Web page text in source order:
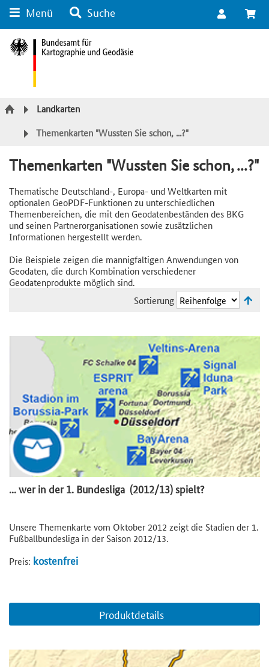
Kategorie Navigation
Menü Suche
Landkarten
Themenkarten "Wussten Sie schon, ...?"
Themenkarten "Wussten Sie schon, ...?"
Thematische Deutschland-, Europa- und Weltkarten mit
optionalen GeoPDF-Funktionen zu unterschiedlichen
Themenbereichen, die mit den Geodatenbeständen des BKG
und seinen Partnerorganisationen sowie zusätzlichen
Informationen hergestellt werden.
Die Beispiele zeigen die mannigfaltigen Anwendungen von
Geodaten, die durch Kombination verschiedener
Geodatenprodukte möglich sind.
Sortierung
... wer in der 1. Bundesliga (2012/13) spielt?
Unsere Themenkarte vom Oktober 2012 zeigt die Stadien der 1.
Fußballbundesliga in der Saison 2012/13.
Preis: kostenfrei
Produktdetails